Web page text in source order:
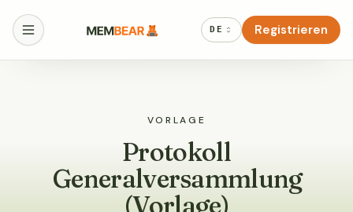
DE Registrieren
VORLAGE
Protokoll
Generalversammlung
(Vorlage)